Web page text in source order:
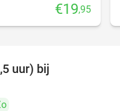
€19,95
uur) bij